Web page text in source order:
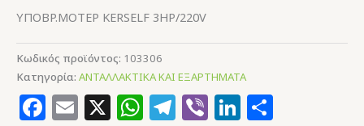
ΥΠΟΒP.ΜΟΤΕΡ KERSELF 3ΗΡ/220V
Κωδικός προϊόντος: 103306
Κατηγορία: ΑΝΤΑΛΛΑΚΤΙΚΑ ΚΑΙ ΕΞΑΡΤΗΜΑΤΑ
Facebook
Email
X WhatsApp
Telegram
ViberLinkedIn